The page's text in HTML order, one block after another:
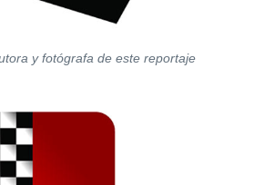
y fotógrafa de este reportaje